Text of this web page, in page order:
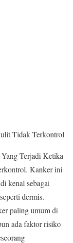
Tidak Terkontrol
Terjadi Ketika
Kanker ini
kenal sebagai
dermis.
paling umum di
ada faktor risiko